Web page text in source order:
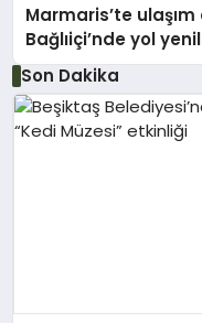
Marmaris’te
Bağlıiçi’nde yol
Son Dakika